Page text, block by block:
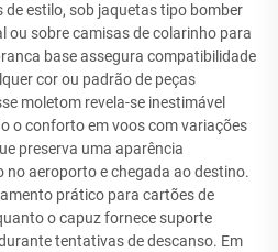
estilo, sob jaquetas tipo bomber
ou sobre camisas de colarinho para
base assegura compatibilidade
cor ou padrão de peças
moletom revela-se inestimável
o conforto em voos com variações
preserva uma aparência
aeroporto e chegada ao destino.
prático para cartões de
o capuz fornece suporte
tentativas de descanso. Em